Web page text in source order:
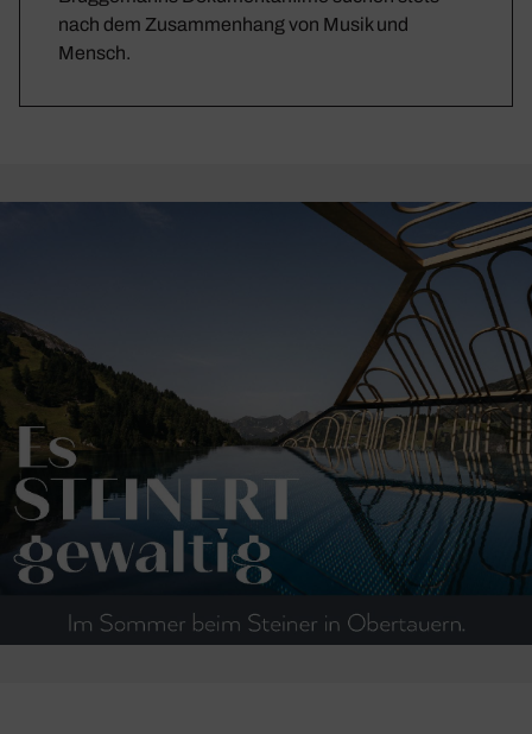
nach dem Zusammenhang von Musik und
Mensch.